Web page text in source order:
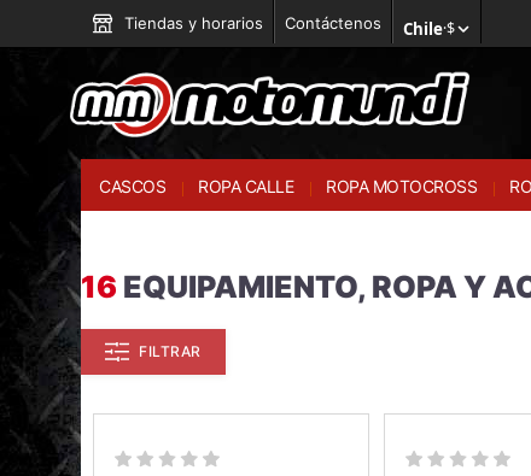
Tiendas y horarios Contáctenos Chile·$
CASCOS ROPA CALLE ROPA MOTOCROSS
16 EQUIPAMIENTO, ROPA Y
FILTRAR